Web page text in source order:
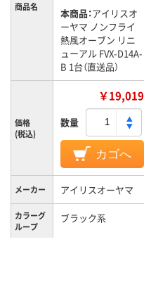
商品名 本商品：アイリスオ
ーヤマ ノンフライ
熱風オーブン リニ
ューアル FVX-D14A-
B 1台（直送品）
価格
(税込)
￥19,019
数量
カゴへ
メーカー アイリスオーヤマ
カラーグ
ループ
ブラック系